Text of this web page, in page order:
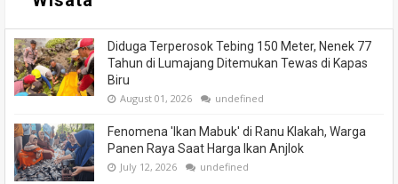
Diduga Terperosok Tebing 150 Meter, Nenek 77
Tahun di Lumajang Ditemukan Tewas di Kapas
Biru
August 01, 2026 undefined
Fenomena 'Ikan Mabuk' di Ranu Klakah, Warga
Panen Raya Saat Harga Ikan Anjlok
July 12, 2026 undefined